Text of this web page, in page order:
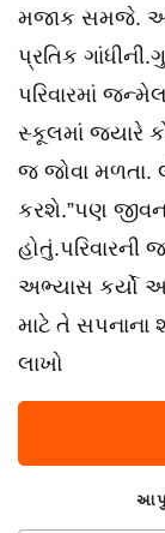
મજાક સમજે.
પ્રતિક
પરિવારમાં
સ્કૂલમાં જ્યારે
જ જોવા મળતા.
કરશે.”પણ
હોતું.પરિવારની
અભ્યાસ કર્યો
માટે તે
લાખો
આ